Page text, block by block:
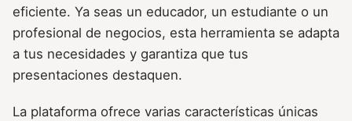
eficiente. Ya seas un educador, un estudiante o un
profesional de negocios, esta herramienta se adapta
a tus necesidades y garantiza que tus
presentaciones destaquen.
La plataforma ofrece varias características únicas